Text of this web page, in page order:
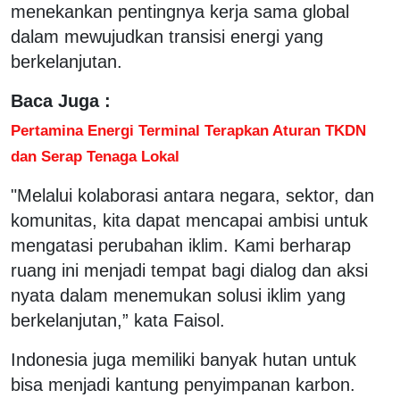
menekankan pentingnya kerja sama global
dalam mewujudkan transisi energi yang
berkelanjutan.
Baca Juga :
Pertamina Energi Terminal Terapkan Aturan TKDN
dan Serap Tenaga Lokal
"Melalui kolaborasi antara negara, sektor, dan
komunitas, kita dapat mencapai ambisi untuk
mengatasi perubahan iklim. Kami berharap
ruang ini menjadi tempat bagi dialog dan aksi
nyata dalam menemukan solusi iklim yang
berkelanjutan,” kata Faisol.
Indonesia juga memiliki banyak hutan untuk
bisa menjadi kantung penyimpanan karbon.